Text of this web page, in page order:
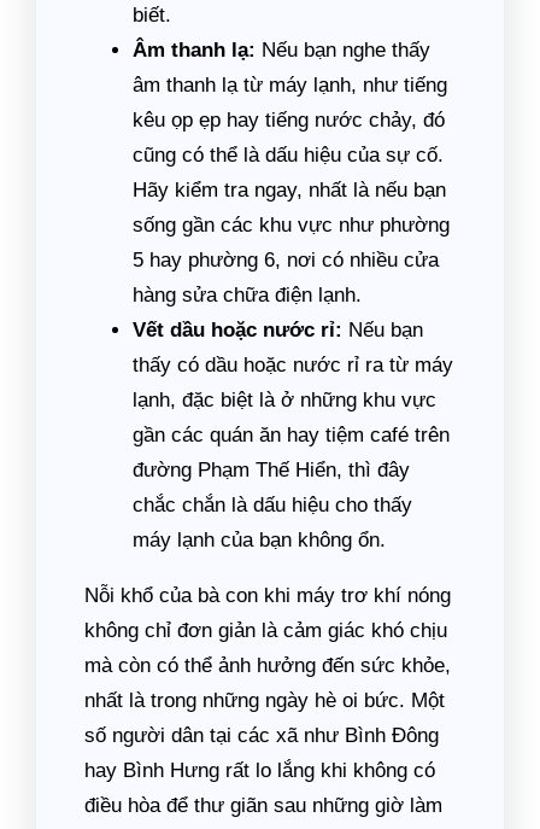
biết.
Âm thanh lạ: Nếu bạn nghe thấy
âm thanh lạ từ máy lạnh, như tiếng
kêu ọp ẹp hay tiếng nước chảy, đó
cũng có thể là dấu hiệu của sự cố.
Hãy kiểm tra ngay, nhất là nếu bạn
sống gần các khu vực như phường
5 hay phường 6, nơi có nhiều cửa
hàng sửa chữa điện lạnh.
Vết dầu hoặc nước rỉ: Nếu bạn
thấy có dầu hoặc nước rỉ ra từ máy
lạnh, đặc biệt là ở những khu vực
gần các quán ăn hay tiệm café trên
đường Phạm Thế Hiển, thì đây
chắc chắn là dấu hiệu cho thấy
máy lạnh của bạn không ổn.
Nỗi khổ của bà con khi máy trơ khí nóng
không chỉ đơn giản là cảm giác khó chịu
mà còn có thể ảnh hưởng đến sức khỏe,
nhất là trong những ngày hè oi bức. Một
số người dân tại các xã như Bình Đông
hay Bình Hưng rất lo lắng khi không có
điều hòa để thư giãn sau những giờ làm